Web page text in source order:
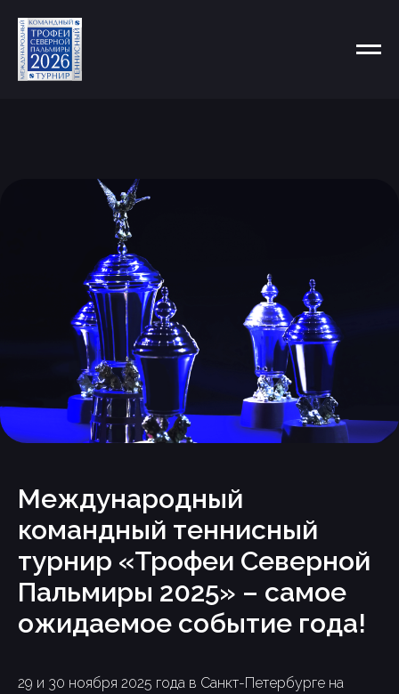
Международный
командный теннисный
турнир «Трофеи Северной
Пальмиры 2025» – самое
ожидаемое событие года!
29 и 30 ноября 2025 года в Санкт-Петербурге на